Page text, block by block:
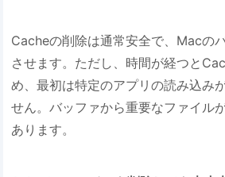
Cacheの削除は通常安全で、Macの
させます。ただし、時間が経つと
め、最初は特定のアプリの読み込み
せん。バッファから重要なファイル
あります。